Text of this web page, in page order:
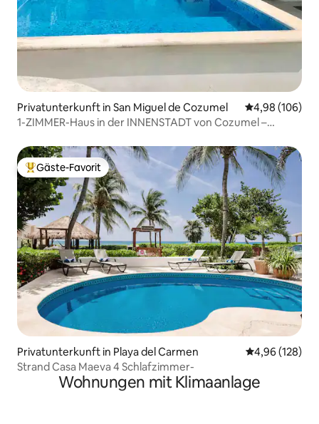
Privatunterkunft in San Miguel de Cozumel
4,98 (106)
1-ZIMMER-Haus in der INNENSTADT von Cozumel –
Beliebter Gäste-Favorit.
Gäste-Favorit
Privatunterkunft in Playa del Carmen
4,96 (128)
Strand Casa Maeva 4 Schlafzimmer-
Wohnungen mit Klimaanlage